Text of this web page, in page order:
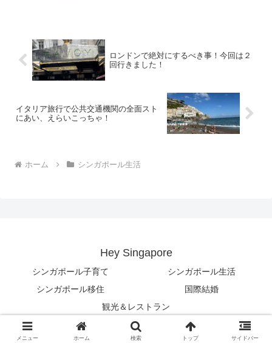
ロンドンで絶対にするべき事！今回は２
回行きました！
イタリア旅行で公共交通機関の全面スト
にあい、えらいこっちゃ！
ホーム シンガポール生活
Hey Singapore
シンガポール子育て
シンガポール生活
シンガポール移住
国際結婚
観光＆レストラン
© 2022 Hey Singapore.
メニュー ホーム 検索 トップ サイドバー